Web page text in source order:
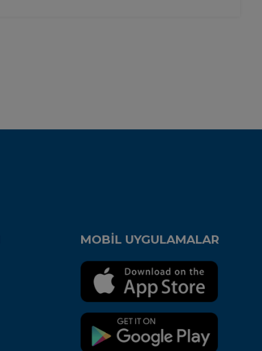
MOBİL UYGULAMALAR